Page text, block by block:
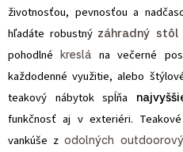
životnosťou, pevnosťou a
hľadáte robustný záhradný stôl
pohodlnékreslá na večerné
každodenné využitie, alebo
teakový nábytok spĺňa
funkčnosť aj v exteriéri.
vankúše zodolných